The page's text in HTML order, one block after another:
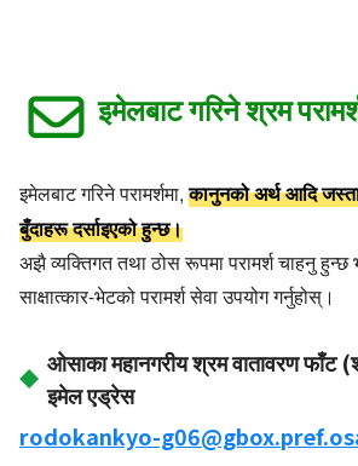
इमेलबाट गरिने श्रम
इमेलबाट गरिने परामर्शमा,कानुनको अर्थ आदि जस्ता
बुँदाहरू दर्साइएको हुन्छ।
अझै व्यक्तिगत तथा ठोस रूपमा परामर्श चाहनु
साक्षात्कार-भेटको परामर्श सेवा उपयोग गर्नुहोस्।
ओसाका महानगरीय श्रम वातावरण फाँट
इमेल एड्रेस
rodokankyo-